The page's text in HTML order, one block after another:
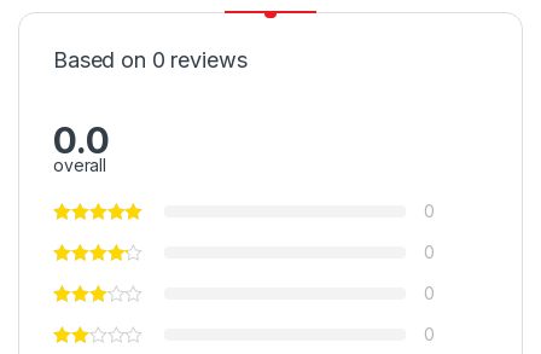
Based on 0 reviews
0.0
overall
0
0
0
0